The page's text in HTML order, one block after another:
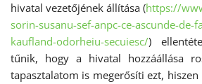
hivatal vezetőjének állítása (https://
sorin-susanu-sef-anpc-ce-ascunde-de-
kaufland-odorheiu-secuiesc/)
tűnik, hogy a hivatal hozzáállása
tapasztalatom is megerősíti ezt, hiszen